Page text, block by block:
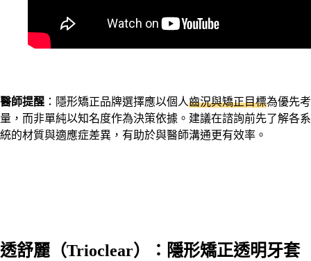
醫師提醒 ：隱形矯正品牌選擇應以個人齒況與矯正目標為優先考
量，而非單純以知名度作為決策依據。建議在諮詢前先了解各系
統的材質與適應症差異，有助於與醫師溝通更有效率。
透舒麗（Trioclear）：隱形矯正透明牙套